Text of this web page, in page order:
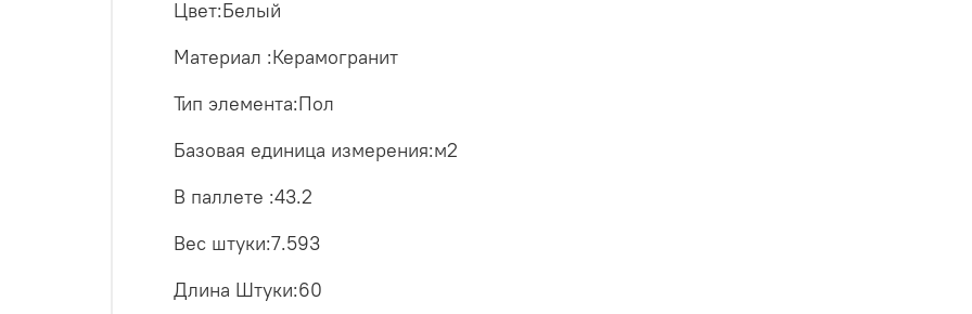
Цвет:Белый
Материал :Керамогранит
Тип элемента:Пол
Базовая единица измерения:м2
В паллете :43.2
Вес штуки:7.593
Длина Штуки:60